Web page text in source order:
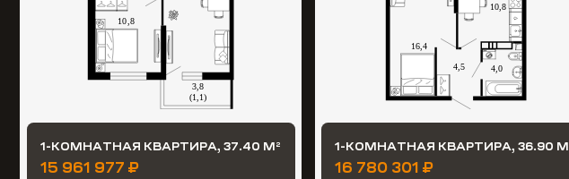
1-КОМНАТНАЯ КВАРТИРА, 37.40 М 2
15 961 977 ₽
1-КОМНАТНАЯ КВАРТИРА, 36.90 М
16 780 301 ₽